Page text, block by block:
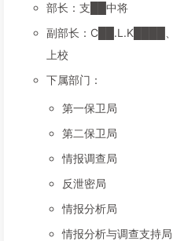
部长：支██中将
副部长：C██.L.K████
上校
下属部门：
第一保卫局
第二保卫局
情报调查局
反泄密局
情报分析局
情报分析与调查支持局